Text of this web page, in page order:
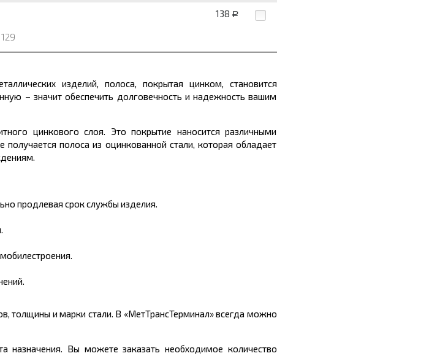
138 Р
129
изделий, полоса, покрытая цинком, становится
– значит обеспечить долговечность и надежность вашим
цинкового слоя. Это покрытие наносится различными
получается полоса из оцинкованной стали, которая обладает
продлевая срок службы изделия.
толщины и марки стали. В «МетТрансТерминал» всегда можно
Вы можете заказать необходимое количество